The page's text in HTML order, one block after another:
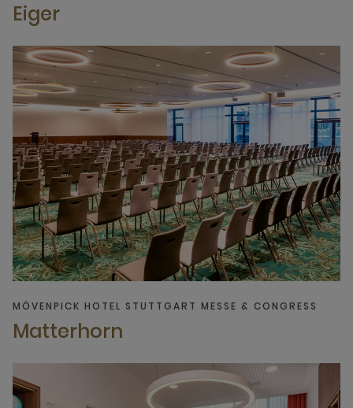
Eiger
MÖVENPICK HOTEL STUTTGART MESSE & CONGRESS
Matterhorn